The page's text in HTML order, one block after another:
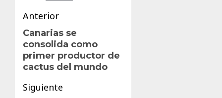
Navegación
de
entradas
Anterior
Entrada
anterior:
Canarias se
consolida como
primer productor de
cactus del mundo
Siguiente